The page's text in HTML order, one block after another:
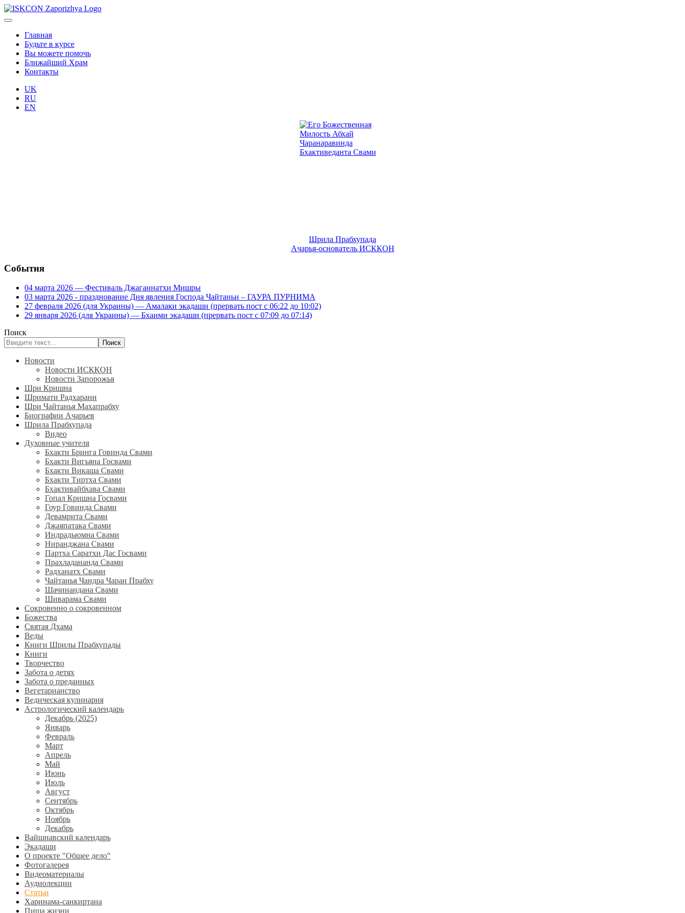
Главная
Будьте в курсе
Вы можете помочь
Ближайший Храм
Контакты
UK
RU
EN
Шрила Прабхупада
Ачарья-основатель ИСККОН
События
04 марта 2026 — Фестиваль Джаганнатхи Мишры
03 марта 2026 - празднование Дня явления Господа Чайтаньи – ГАУРА ПУРНИМА
27 февраля 2026 (для Украины) — Амалаки экадаши (прервать пост с 06:22 до 10:02)
29 января 2026 (для Украины) — Бхаими экадаши (прервать пост с 07:09 до 07:14)
Поиск
Поиск
Новости
Новости ИСККОН
Новости Запорожья
Шри Кришна
Шримати Радхарани
Шри Чайтанья Махапрабху
Биографии Ачарьев
Шрила Прабхупада
Видео
Духовные учителя
Бхакти Бринга Говинда Свами
Бхакти Вигьяна Госвами
Бхакти Викаша Свами
Бхакти Тиртха Свами
Бхактивайбхава Свами
Гопал Кришна Госвами
Гоур Говинда Свами
Девамрита Свами
Джаяпатака Свами
Индрадьюмна Свами
Ниранджана Свами
Партха Саратхи Дас Госвами
Прахладананда Свами
Радханатх Свами
Чайтанья Чандра Чаран Прабху
Шачинандана Свами
Шиварама Свами
Сокровенно о сокровенном
Божества
Святая Дхама
Веды
Книги Шрилы Прабхупады
Книги
Творчество
Забота о детях
Забота о преданных
Вегетарианство
Ведическая кулинария
Астрологический календарь
Декабрь (2025)
Январь
Февраль
Март
Апрель
Май
Июнь
Июль
Август
Сентябрь
Октябрь
Ноябрь
Декабрь
Вайшнавский календарь
Экадаши
О проекте "Общее дело"
Фотогалерея
Видеоматериалы
Аудиолекции
Статьи
Харинама-санкиртана
Пища жизни